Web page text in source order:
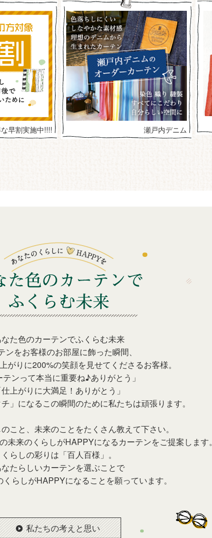
早割実施中!!!! 瀬戸内デニム
た色のカーテンでふくらむ未来
ンをお客様のお部屋に飾った瞬間、
がりに200%の笑顔を見せてくださるお客様。
テンって本当に重要ね♪ありがとう」
仕上がりに大満足！ありがとう」
」になるこの瞬間のために私たちは頑張ります。
こと、未来のことをたくさん教えて下さい。
未来のくらしがHAPPYになるカーテンをご提案します。
くらしの彩りは「百人百様」。
たらしいカーテンを選ぶことで
らしがHAPPYになることを願っています。
私たちの考えと思い